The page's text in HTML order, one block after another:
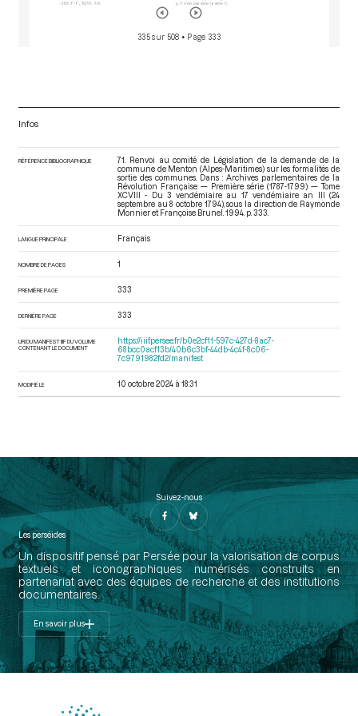
335 sur 508 • Page 333
Infos
RÉFÉRENCE BIBLIOGRAPHIQUE
71. Renvoi au comité de Législation de la demande de la
commune de Menton (Alpes-Maritimes) sur les formalités de
sortie des communes. Dans : Archives parlementaires de la
Révolution Française — Première série (1787-1799) — Tome
XCVIII - Du 3 vendémiaire au 17 vendémiaire an III (24
septembre au 8 octobre 1794), sous la direction de Raymonde
Monnier et Françoise Brunel. 1994. p. 333.
LANGUE PRINCIPALE Français
NOMBRE DE PAGES 1
PREMIÈRE PAGE 333
DERNIÈRE PAGE 333
URI DU MANIFEST IIIF DU VOLUME
CONTENANT LE DOCUMENT
https://iiif.persee.fr/b0e2cf11-597c-427d-8ac7-
68bcc0acf13b/40b6c3bf-44db-4c4f-8c06-
7c9791982fd2/manifest
MODIFIÉ LE 10 octobre 2024 à 18:31
Suivez-nous
Les perséides
Un dispositif pensé par Persée pour la valorisation de corpus
textuels et iconographiques numérisés construits en
partenariat avec des équipes de recherche et des institutions
documentaires.
En savoir plus